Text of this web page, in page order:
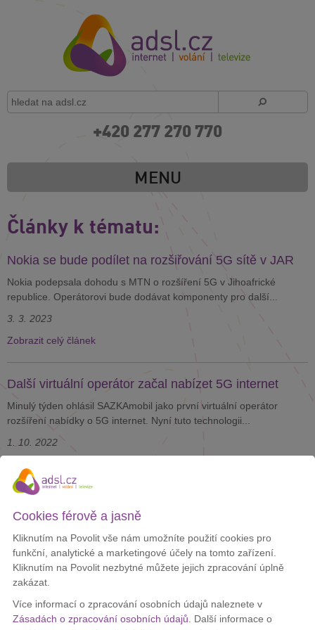
+420 277 270 770
MENU
Články k tématu:
Nokia se bude podílet na rozšiřování 5G sítě v JAR
Nokia podepsala dohodu s MTN o rozšíření 5G v Jihoafrické
republice. Operátorovi bude dodávat komponenty pro další...
3. 3. 2023
Zobrazit celý článek
Další virtuální operátor začal nabízet 5G internet
Minulý týden ohlásil SAZKAmobil jako první virtuální operátor
rozšíření nabídky o 5G internet. Nyní tuto technologii...
1. 10. 2022
SAZKAmobil jako první virtuální operátor nabídne 5G
internet
Velcí operátoři nabízí svým zákazníkům 5G připojení už delší dobu.
Nyní se ale začíná tato technologie rozšiřovat i...
24. 9. 2022
Zobrazit celý článek
Cookies férově a jasně
Kliknutím na Povolit vše nám umožníte použití cookies pro
funkční, analytické a marketingové účely na tomto zařízení.
Kliknutím na Povolit nezbytné můžete jejich zpracování úplně
zakázat.
Více informací o zpracování osobních údajů naleznete v
Zásadách o zpracování osobních údajů . Další informace o